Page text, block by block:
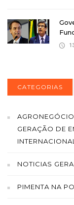
CATEGORIAS
GERAÇÃO DE
NOTICIAS
PIMENTA NA